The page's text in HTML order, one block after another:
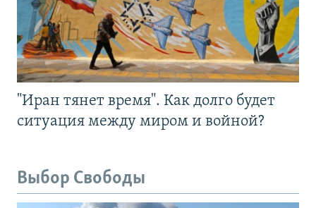
"Иран тянет время". Как долго будет
ситуация между миром и войной?
Выбор Свободы